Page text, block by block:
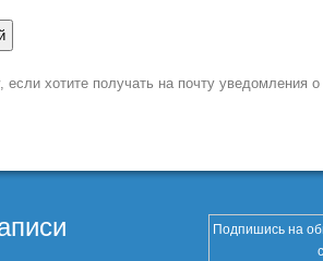
если хотите получать на почту уведомления
Подпишись на